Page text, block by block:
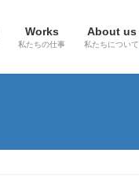
Works
私たちの仕事
About us
私たちについて